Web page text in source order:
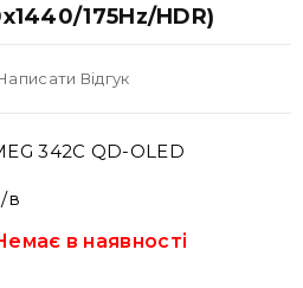
175Hz/HDR)
Відгук
342C QD-OLED
в
в наявності